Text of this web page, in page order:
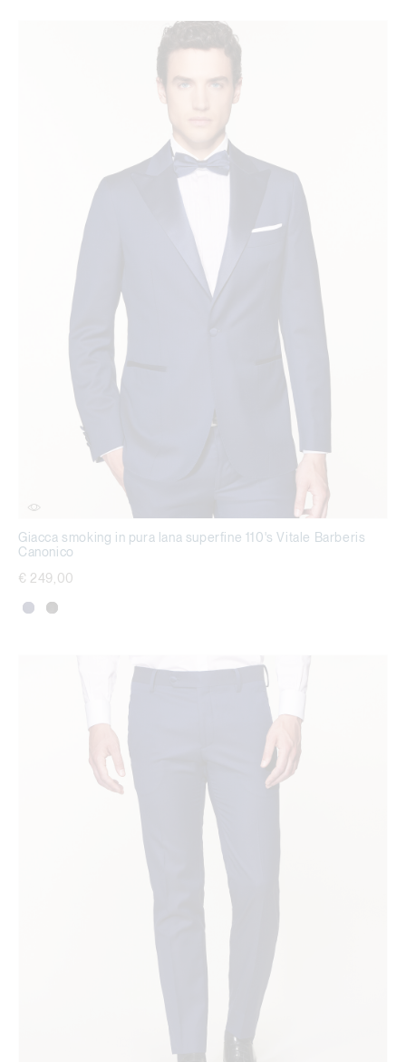
Giacca smoking in pura lana superfine 110's Vitale Barberis
Canonico
€ 249,00